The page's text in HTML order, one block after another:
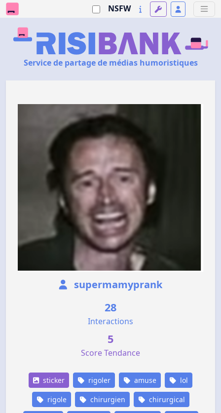
NSFW
Service de partage de médias humoristiques
supermamyprank
28
Interactions
5
Score Tendance
sticker rigoler amuse lol
rigole chirurgien chirurgical